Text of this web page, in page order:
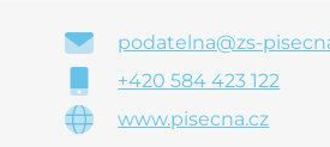
podatelna@zs-
+420 584 423 122
www.pisecna.cz